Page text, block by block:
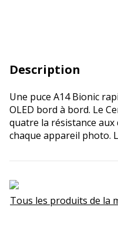
Description
Une puce A14 Bionic
OLED bord à bord. Le
quatre la résistance
chaque appareil photo.
Tous les produits de la